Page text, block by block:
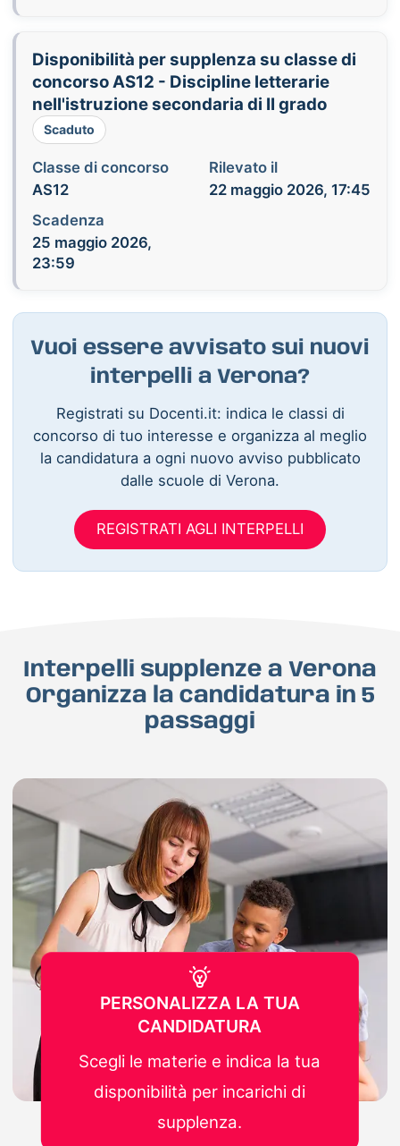
Disponibilità per supplenza su classe di
concorso AS12 - Discipline letterarie
nell'istruzione secondaria di II grado
Scaduto
Classe di concorso
AS12
Rilevato il
22 maggio 2026, 17:45
Scadenza
25 maggio 2026,
23:59
Vuoi essere avvisato sui nuovi
interpelli a Verona?
Registrati su Docenti.it: indica le classi di
concorso di tuo interesse e organizza al meglio
la candidatura a ogni nuovo avviso pubblicato
dalle scuole di Verona.
REGISTRATI AGLI INTERPELLI
Interpelli supplenze a Verona
Organizza la candidatura in 5
passaggi
PERSONALIZZA LA TUA
CANDIDATURA
Scegli le materie e indica la tua
disponibilità per incarichi di
supplenza.